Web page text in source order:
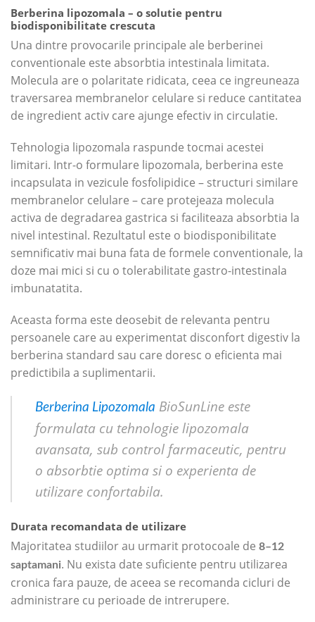
Berberina lipozomala – o solutie pentru
biodisponibilitate crescuta
Una dintre provocarile principale ale berberinei
conventionale este absorbtia intestinala limitata.
Molecula are o polaritate ridicata, ceea ce ingreuneaza
traversarea membranelor celulare si reduce cantitatea
de ingredient activ care ajunge efectiv in circulatie.
Tehnologia lipozomala raspunde tocmai acestei
limitari. Intr-o formulare lipozomala, berberina este
incapsulata in vezicule fosfolipidice – structuri similare
membranelor celulare – care protejeaza molecula
activa de degradarea gastrica si faciliteaza absorbtia la
nivel intestinal. Rezultatul este o biodisponibilitate
semnificativ mai buna fata de formele conventionale, la
doze mai mici si cu o tolerabilitate gastro-intestinala
imbunatatita.
Aceasta forma este deosebit de relevanta pentru
persoanele care au experimentat disconfort digestiv la
berberina standard sau care doresc o eficienta mai
predictibila a suplimentarii.
Berberina Lipozomala BioSunLine este
formulata cu tehnologie lipozomala
avansata, sub control farmaceutic, pentru
o absorbtie optima si o experienta de
utilizare confortabila.
Durata recomandata de utilizare
Majoritatea studiilor au urmarit protocoale de 8–12
saptamani. Nu exista date suficiente pentru utilizarea
cronica fara pauze, de aceea se recomanda cicluri de
administrare cu perioade de intrerupere.